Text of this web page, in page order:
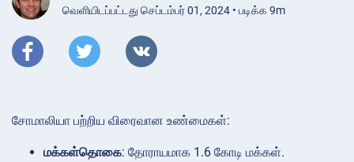
வெளியிடப்பட்டது செப்டம்பர் 01, 2024 • படிக்க 9m
சோமாலியா பற்றிய விரைவான உண்மைகள்:
மக்கள்தொகை: தோராயமாக 1.6 கோடி மக்கள்.